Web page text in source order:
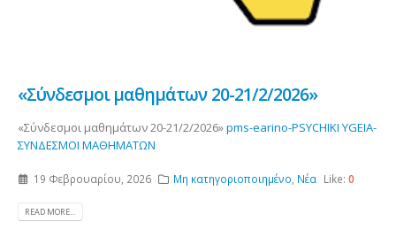
«Σύνδεσμοι μαθημάτων 20-21/2/2026»
«Σύνδεσμοι μαθημάτων 20-21/2/2026»pms-earino-PSYCHIKI YGEIA-
ΣΥΝΔΕΣΜΟΙ ΜΑΘΗΜΑΤΩΝ
19 Φεβρουαρίου, 2026 Μη κατηγοριοποιημένο, Νέα Like:0
READ MORE...